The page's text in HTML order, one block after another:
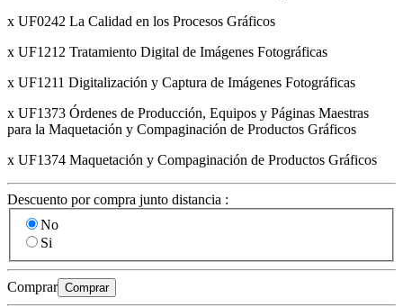
x UF0242 La Calidad en los Procesos Gráficos
x UF1212 Tratamiento Digital de Imágenes Fotográficas
x UF1211 Digitalización y Captura de Imágenes Fotográficas
x UF1373 Órdenes de Producción, Equipos y Páginas Maestras
para la Maquetación y Compaginación de Productos Gráficos
x UF1374 Maquetación y Compaginación de Productos Gráficos
Descuento por compra junto distancia :
No
Si
Comprar Comprar